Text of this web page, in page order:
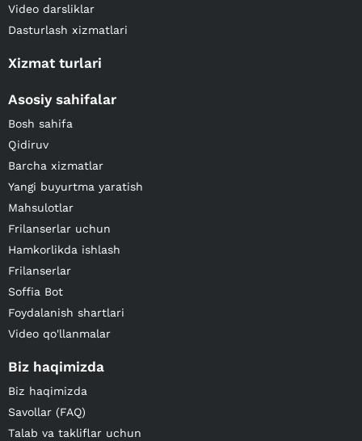
Video darsliklar
Dasturlash xizmatlari
Xizmat turlari
Asosiy sahifalar
Bosh sahifa
Qidiruv
Barcha xizmatlar
Yangi buyurtma yaratish
Mahsulotlar
Frilanserlar uchun
Hamkorlikda ishlash
Frilanserlar
Soffia Bot
Foydalanish shartlari
Video qo'llanmalar
Biz haqimizda
Biz haqimizda
Savollar (FAQ)
Talab va takliflar uchun